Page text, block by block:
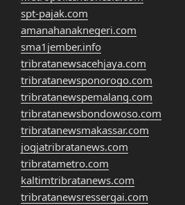
spt-pajak.com
amanahanaknegeri.com
sma1jember.info
tribratanewsacehjaya.com
tribratanewsponorogo.com
tribratanewspemalang.com
tribratanewsbondowoso.com
tribratanewsmakassar.com
jogjatribratanews.com
tribratametro.com
kaltimtribratanews.com
tribratanewsressergai.com